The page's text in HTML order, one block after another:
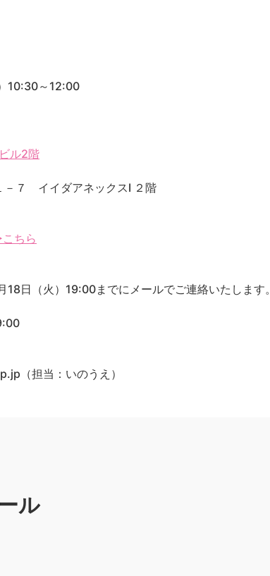
10:30～12:00
ル2階
－７ イイダアネックスⅠ ２階
ちら
日（火）19:00までにメールでご連絡いたします。
（担当：いのうえ）
ル